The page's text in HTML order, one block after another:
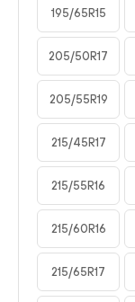
195/65R15
205/50R17
205/55R19
215/45R17
215/55R16
215/60R16
215/65R17